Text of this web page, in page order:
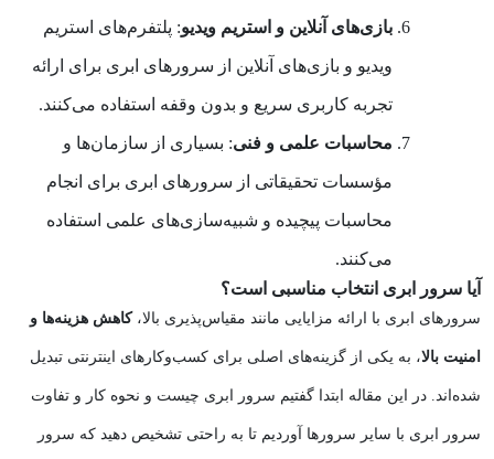
بازی‌های آنلاین و استریم ویدیو: پلتفرم‌های استریم
ویدیو و بازی‌های آنلاین از سرورهای ابری برای ارائه
تجربه کاربری سریع و بدون وقفه استفاده می‌کنند.
محاسبات علمی و فنی: بسیاری از سازمان‌ها و
مؤسسات تحقیقاتی از سرورهای ابری برای انجام
محاسبات پیچیده و شبیه‌سازی‌های علمی استفاده
می‌کنند.
آیا سرور ابری انتخاب مناسبی است؟
سرورهای ابری با ارائه مزایایی مانند مقیاس‌پذیری بالا،کاهش هزینه‌ها و
امنیت بالا، به یکی از گزینه‌های اصلی برای کسب‌وکارهای اینترنتی تبدیل
شده‌اند. در این مقاله ابتدا گفتیم سرور ابری چیست و نحوه کار و تفاوت
سرور ابری با سایر سرورها آوردیم تا به راحتی تشخیص دهید که سرور